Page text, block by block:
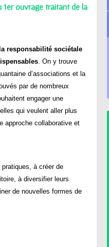
1er ouvrage traitant de la
responsabilité sociétale
. On y trouve
d’associations et la
par de nombreux
engager une
qui veulent aller plus
approche collaborative et
à créer de
à diversifier leurs
de nouvelles formes de